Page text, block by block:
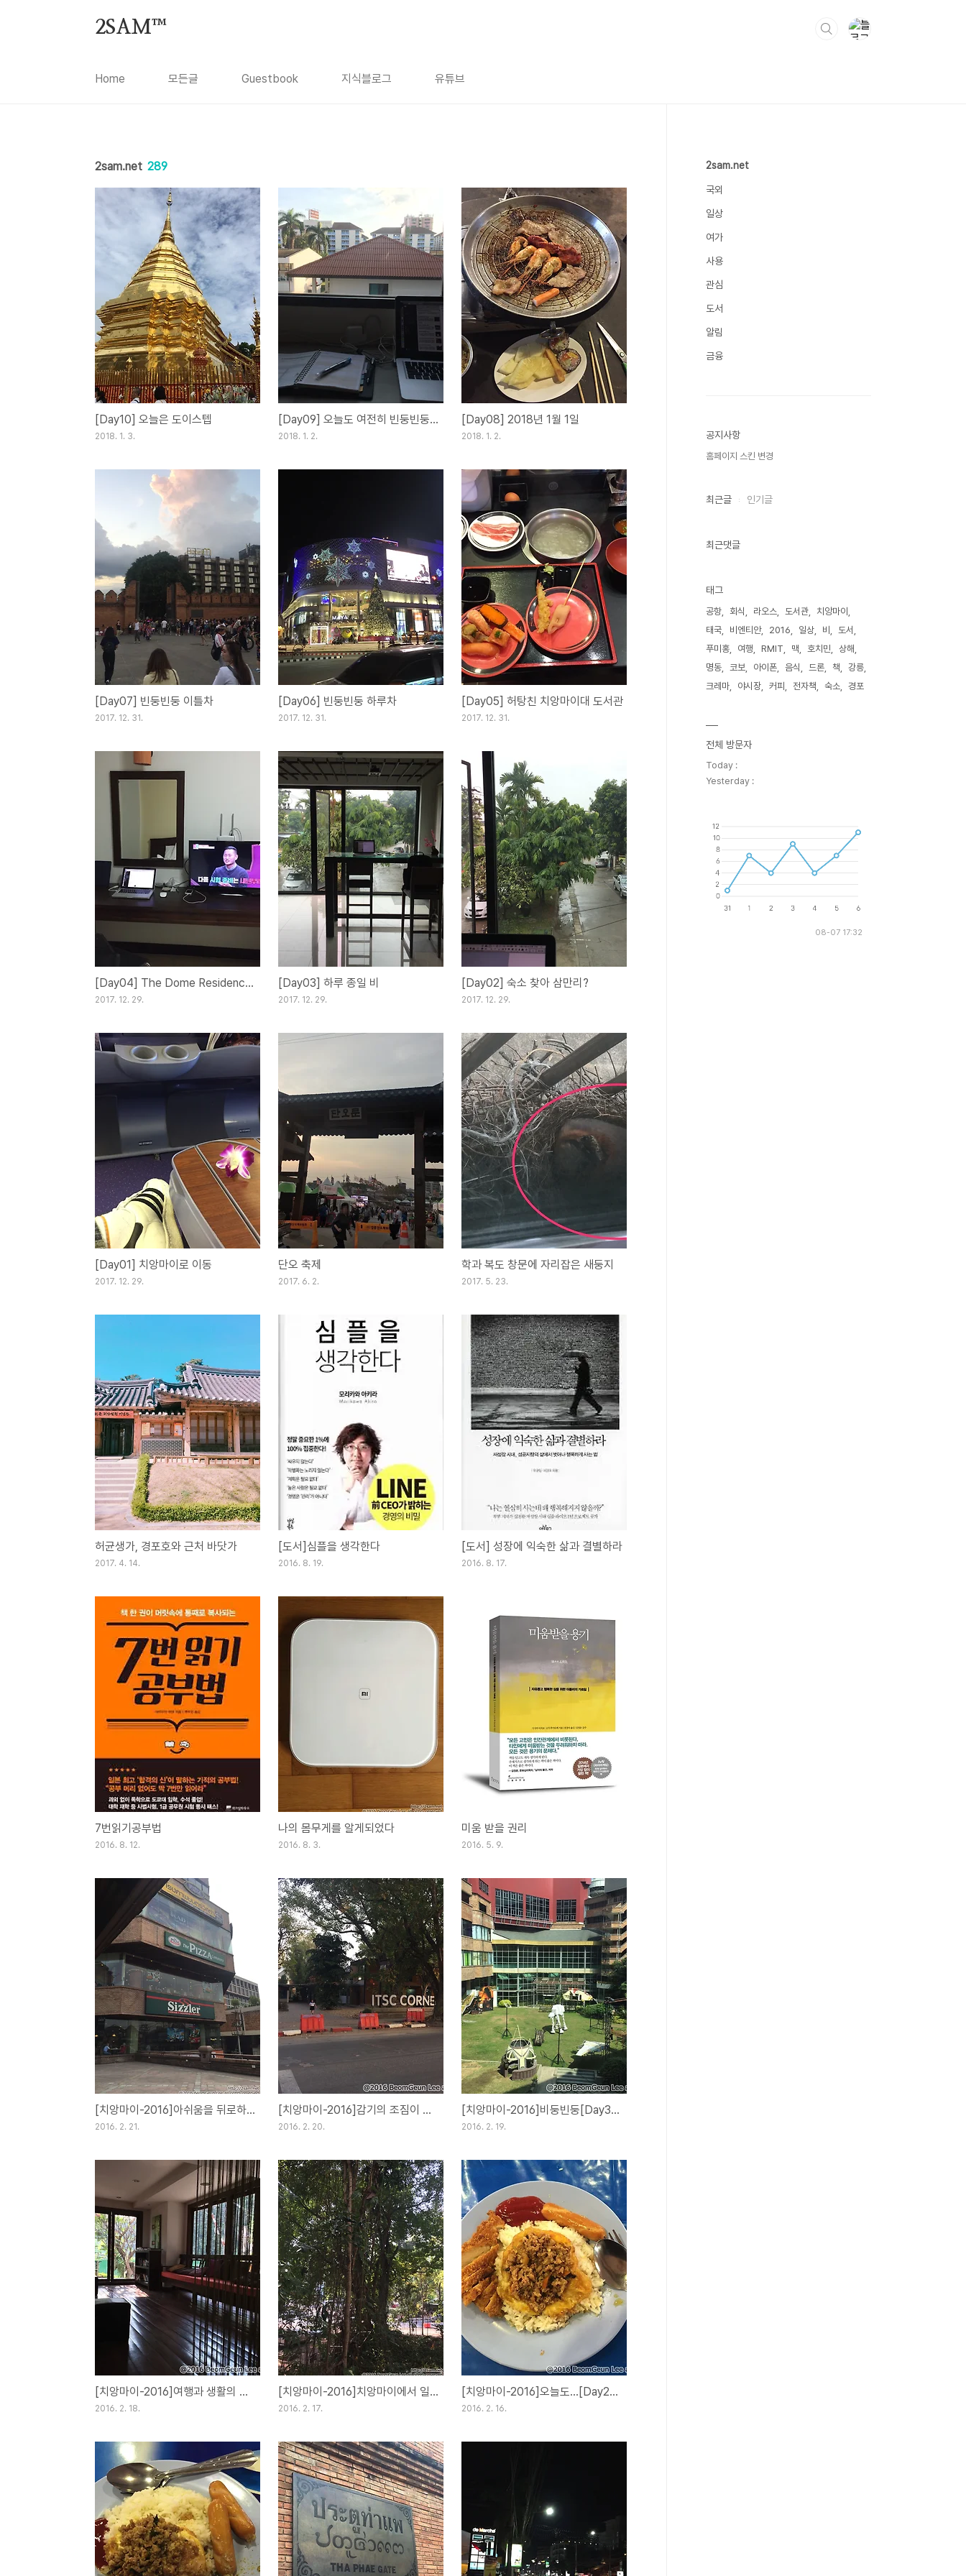
2SAM™
Home 모든글 Guestbook 지식블로그 유튜브
2sam.net 289
[Day10] 오늘은 도이스텝
2018. 1. 3.
[Day09] 오늘도 여전히 빈둥빈둥...
2018. 1. 2.
[Day08] 2018년 1월 1일
2018. 1. 2.
[Day07] 빈둥빈둥 이틀차
2017. 12. 31.
[Day06] 빈둥빈둥 하루차
2017. 12. 31.
[Day05] 허탕친 치앙마이대 도서관
2017. 12. 31.
[Day04] The Dome Residence in Chiangmai
2017. 12. 29.
[Day03] 하루 종일 비
2017. 12. 29.
[Day02] 숙소 찾아 삼만리?
2017. 12. 29.
[Day01] 치앙마이로 이동
2017. 12. 29.
단오 축제
2017. 6. 2.
학과 복도 창문에 자리잡은 새둥지
2017. 5. 23.
허균생가, 경포호와 근처 바닷가
2017. 4. 14.
[도서]심플을 생각한다
2016. 8. 19.
[도서] 성장에 익숙한 삶과 결별하라
2016. 8. 17.
7번읽기공부법
2016. 8. 12.
나의 몸무게를 알게되었다
2016. 8. 3.
미움 받을 권리
2016. 5. 9.
[치앙마이-2016]아쉬움을 뒤로하고[Day33](21FEB16)
2016. 2. 21.
[치앙마이-2016]감기의 조짐이 보입니다.[Day32](20FEB16)
2016. 2. 20.
[치앙마이-2016]비둥빈둥[Day31](19FEB16)
2016. 2. 19.
[치앙마이-2016]여행과 생활의 차이[Day30](18FEB16)
2016. 2. 18.
[치앙마이-2016]치앙마이에서 일만하고 있습니다.[Day29](17FEB16)
2016. 2. 17.
[치앙마이-2016]오늘도...[Day28](16FEB16)
2016. 2. 16.
2sam.net
국외
일상
여가
사용
관심
도서
알림
금융
공지사항
홈페이지 스킨 변경
최근글 인기글
최근댓글
태그
공항 회식 라오스 도서관
치앙마이
태국
비엔티안 2016 일상 비
도서
푸미홍
여행 RMIT 맥 호치민
상해
명동
코보 아이폰 음식 드론 책
강릉
크레마
야시장 커피 전자책 숙소 경포
전체 방문자
Today :
Yesterday :
08-07 17:32